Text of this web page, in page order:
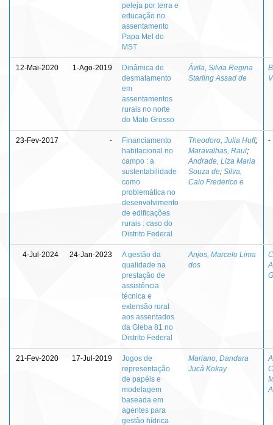
peleja por terra e
educação no
assentamento
Papa Mel do
MST
12-Mai-2020 1-Ago-2019
Dinâmica de
desmatamento
em
assentamentos
rurais no norte
do Mato Grosso
Ávila, Silvia Regina
Starling Assad de
23-Fev-2017 -
Financiamento
habitacional no
campo : a
sustentabilidade
como
problemática no
desenvolvimento
de edificações
rurais : caso do
Distrito Federal
Theodoro, Julia Huff;
Maravalhas, Raul;
Andrade, Liza Maria
Souza de; Silva,
Caio Frederico e
-
4-Jul-2024 24-Jan-2023
A gestão da
qualidade na
prestação de
assistência
técnica e
extensão rural
aos assentados
da Gleba 81 no
Distrito Federal
Anjos, Marcelo Lima
dos
21-Fev-2020 17-Jul-2019
Jogos de
representação
de papéis e
modelagem
baseada em
agentes para
gestão hídrica
Mariano, Dandara
Jucá Kokay